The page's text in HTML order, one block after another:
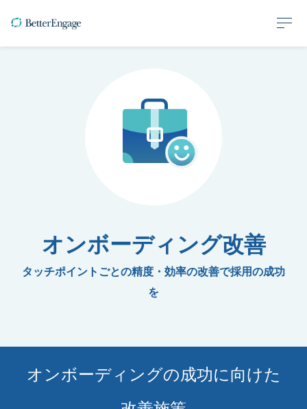
オンボーディング改善
タッチポイントごとの精度・効率の改善で採用の成功
を
オンボーディングの成功に向けた